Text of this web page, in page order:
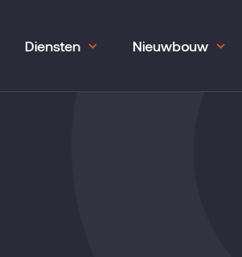
Diensten Nieuwbouw